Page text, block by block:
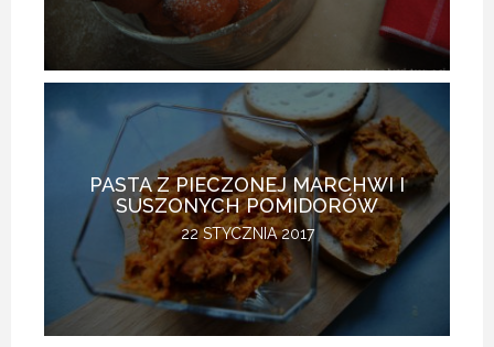
PASTA Z PIECZONEJ MARCHWI I
SUSZONYCH POMIDORÓW
22 STYCZNIA 2017